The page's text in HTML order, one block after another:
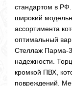
стандартом в
широкий
ассортимента
оптимальный
Стеллаж Парма-
надежности.
кромкой ПВХ,
повреждений.